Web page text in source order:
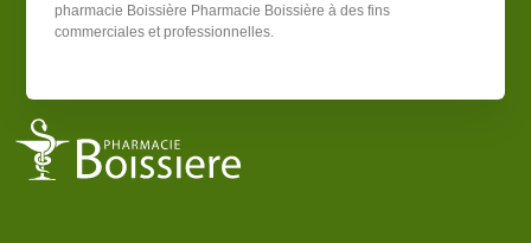
pharmacie Boissière Pharmacie Boissière à des fins
commerciales et professionnelles.